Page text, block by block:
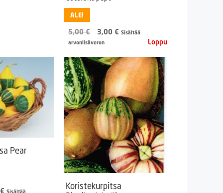
ALE!
5,00€
Alkuperäinen
hinta
5,00 €.
3,00 € Nykyinen
3,00 €.
Sisältää
arvonlisäveron
Pear
€ Hintaluokka:
Sisältää
Koristekurpitsa